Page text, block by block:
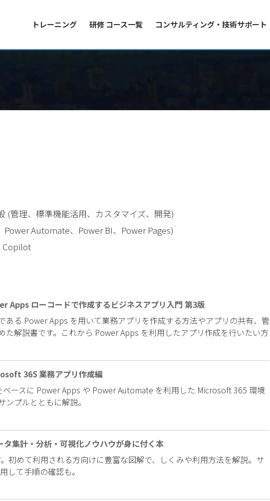
トレーニング 研修 コース一覧 コンサルティング・技術サポート
(管理、標準機能活用、カスタマイズ、開発)
Automate、Power BI、Power Pages)
Copilot
Apps ローコードで作成するビジネスアプリ入門 第3版
ある Power Apps を用いて業務アプリを作成する方法やアプリの共有、管
た解説書です。これから Power Apps を利用したアプリ作成を行いたい方
365 業務アプリ作成編
ベースに Power Apps や Power Automate を利用した Microsoft 365 環境
プルとともに解説。
集計・分析・可視化ノウハウが身に付く本
初めて利用される方向けに豊富な図解で、しくみや利用方法を解説。サ
して手順の確認も。